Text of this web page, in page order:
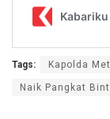
Tags: Kapolda
Naik Pangkat